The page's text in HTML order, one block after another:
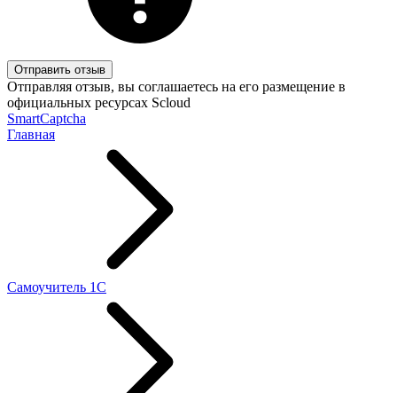
Отправить отзыв
Отправляя отзыв, вы соглашаетесь на его размещение в
официальных ресурсах Scloud
SmartCaptcha
Главная
Самоучитель 1С